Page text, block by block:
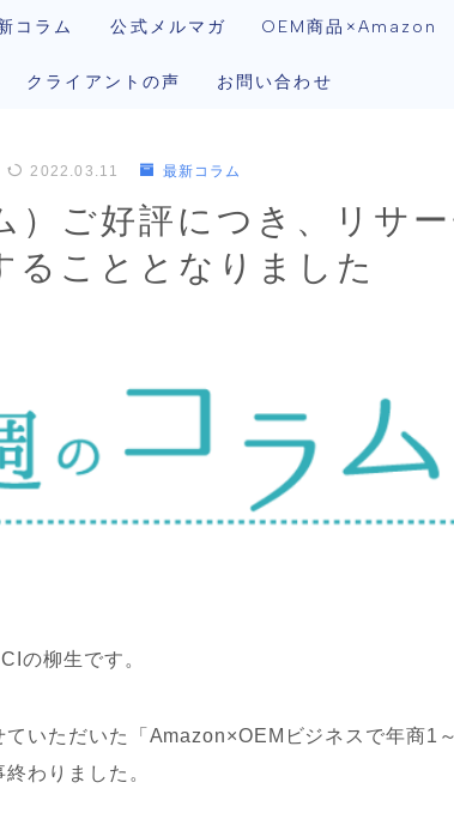
コラム 公式メルマガ OEM商品×Amazon
クライアントの声 お問い合わせ
2022.03.11 最新コラム
）ご好評につき、リサ
ることとなりました
の柳生です。
ていただいた「Amazon×OEMビジネスで年商1
わりました。